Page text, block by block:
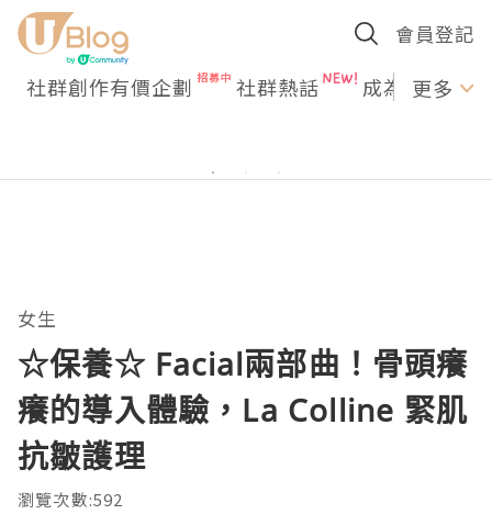
會員登記
社群創作有價企劃 社群熱話 成為U更多
女生
☆保養☆ Facial兩部曲！骨頭癢
癢的導入體驗，La Colline 緊肌
抗皺護理
瀏覽次數:592